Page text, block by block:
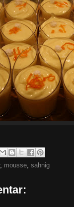
, mousse, sahnig